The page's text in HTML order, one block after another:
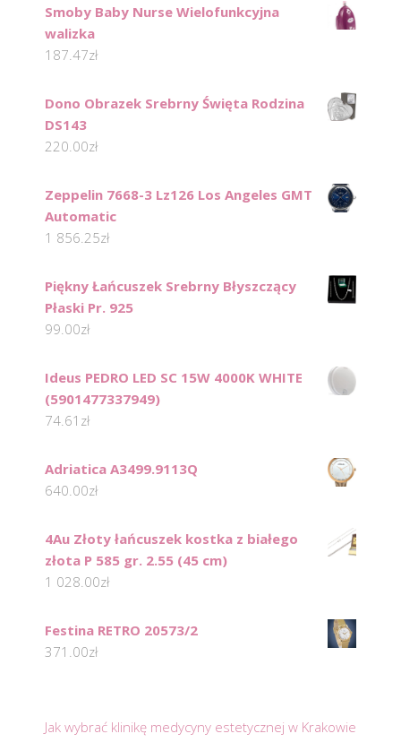
Smoby Baby Nurse Wielofunkcyjna
walizka
187.47zł
Dono Obrazek Srebrny Święta Rodzina
DS143
220.00zł
Zeppelin 7668-3 Lz126 Los Angeles GMT
Automatic
1 856.25zł
Piękny Łańcuszek Srebrny Błyszczący
Płaski Pr. 925
99.00zł
Ideus PEDRO LED SC 15W 4000K WHITE
(5901477337949)
74.61 zł
Adriatica A3499.9113Q
640.00zł
4Au Złoty łańcuszek kostka z białego
złota P 585 gr. 2.55 (45 cm)
1 028.00zł
Festina RETRO 20573/2
371.00zł
Jak wybrać klinikę medycyny estetycznej w Krakowie